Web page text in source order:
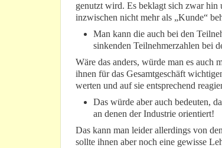
genutzt wird. Es beklagt sich zwar hin
inzwischen nicht mehr als „Kunde“
Man kann die auch bei den
sinkenden Teilnehmerzahlen bei
Wäre das anders, würde man es auch
ihnen für das Gesamtgeschäft
werten und auf sie entsprechend
Das würde aber auch bedeuten,
an denen der Industrie orientiert!
Das kann man leider allerdings von
sollte ihnen aber noch eine gewisse